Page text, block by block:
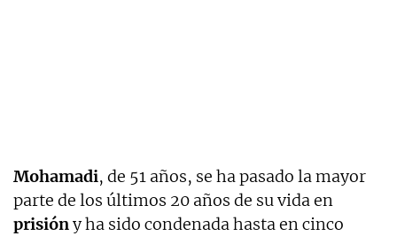
Mohamadi, de 51 años, se ha pasado la mayor
parte de los últimos 20 años de su vida en
prisióny ha sido condenada hasta en cinco